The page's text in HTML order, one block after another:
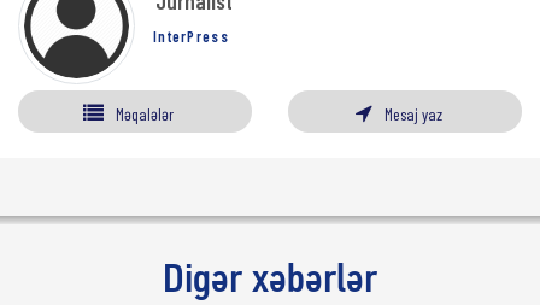
InterPress
Məqalələr Mesaj yaz
Digər xəbərlər